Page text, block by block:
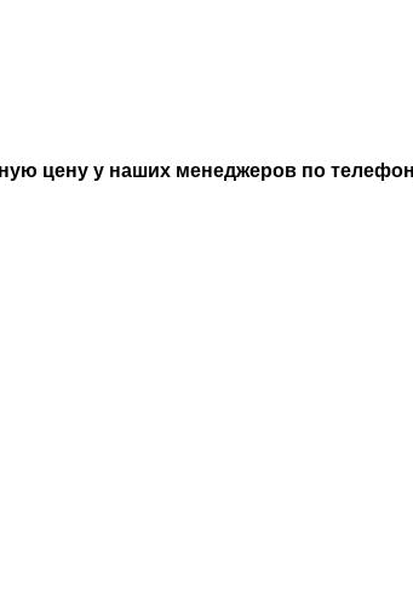
цену у наших менеджеров по